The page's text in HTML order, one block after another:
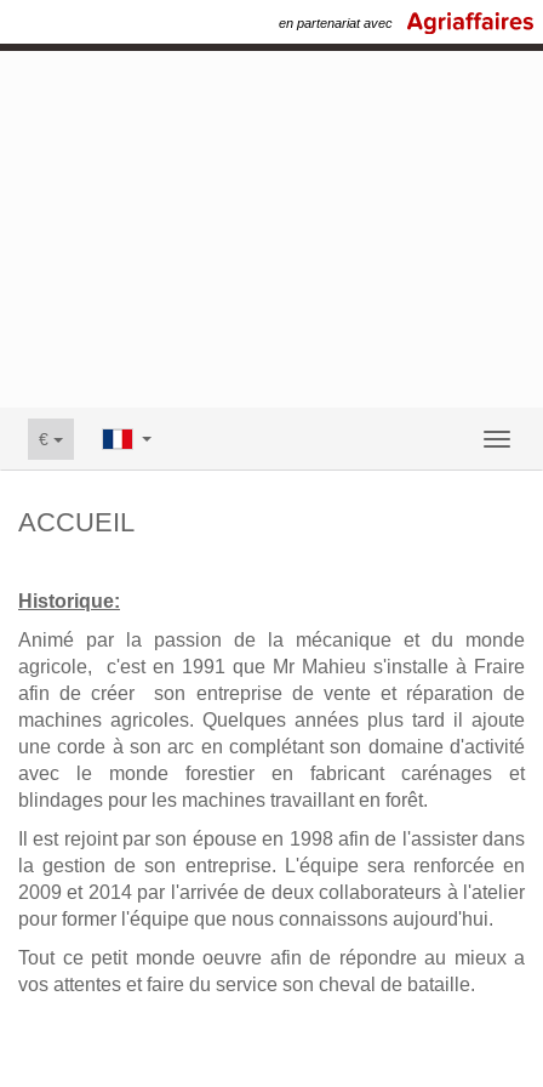
en partenariat avec
€
ACCUEIL
Historique:
Animé par la passion de la mécanique et du monde
agricole, c'est en 1991 que Mr Mahieu s'installe à Fraire
afin de créer son entreprise de vente et réparation de
machines agricoles. Quelques années plus tard il ajoute
une corde à son arc en complétant son domaine d'activité
avec le monde forestier en fabricant carénages et
blindages pour les machines travaillant en forêt.
Il est rejoint par son épouse en 1998 afin de l'assister dans
la gestion de son entreprise. L'équipe sera renforcée en
2009 et 2014 par l'arrivée de deux collaborateurs à l'atelier
pour former l'équipe que nous connaissons aujourd'hui.
Tout ce petit monde oeuvre afin de répondre au mieux a
vos attentes et faire du service son cheval de bataille.